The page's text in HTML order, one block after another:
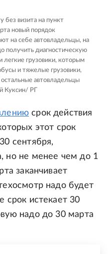
без визита на пункт
новый порядок
на себе автовладельцы, на
получить диагностическую
легкие грузовики, которым
и тяжелые грузовики,
автовладельцы
Куксин/ РГ
срок действия
этот срок
сентября,
но не менее чем до 1
заканчивает
надо будет
срок истекает 30
надо до 30 марта